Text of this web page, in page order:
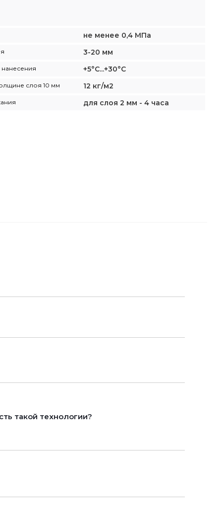
не менее 0,4 МПа
3-20 мм
нанесения +5°С...+30°С
слоя 10 мм 12 кг/м2
для слоя 2 мм - 4 часа
такой технологии?